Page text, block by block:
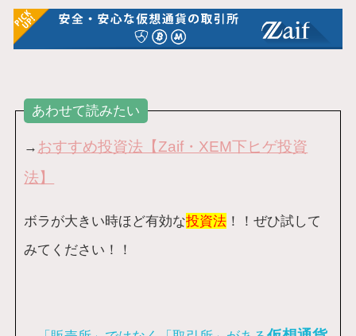
あわせて読みたい
→ おすすめ投資法【Zaif・XEM下ヒゲ投資
法】
ボラが大きい時ほど有効な投資法 ！！ぜひ試して
みてください！！